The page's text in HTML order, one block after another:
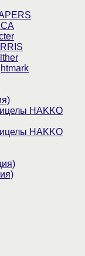
HAKKO
HAKKO